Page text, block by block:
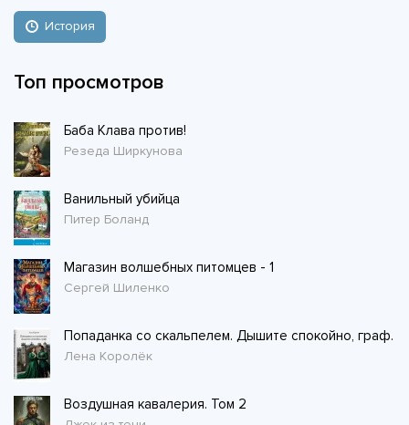
История
Топ просмотров
Баба Клава против!
Резеда Ширкунова
Ванильный убийца
Питер Боланд
Магазин волшебных питомцев - 1
Сергей Шиленко
Попаданка со скальпелем. Дышите спокойно, граф.
Лена Королёк
Воздушная кавалерия. Том 2